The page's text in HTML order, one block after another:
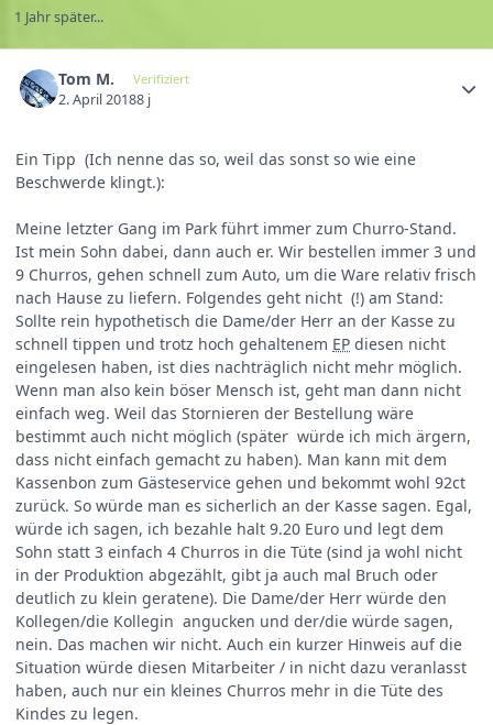
1 Jahr später...
Tom M. Verifiziert
2. April 20188 j
Ein Tipp (Ich nenne das so, weil das sonst so wie eine
Beschwerde klingt.):
Meine letzter Gang im Park führt immer zum Churro-Stand.
Ist mein Sohn dabei, dann auch er. Wir bestellen immer 3 und
9 Churros, gehen schnell zum Auto, um die Ware relativ frisch
nach Hause zu liefern. Folgendes geht nicht (!) am Stand:
Sollte rein hypothetisch die Dame/der Herr an der Kasse zu
schnell tippen und trotz hoch gehaltenem EP diesen nicht
eingelesen haben, ist dies nachträglich nicht mehr möglich.
Wenn man also kein böser Mensch ist, geht man dann nicht
einfach weg. Weil das Stornieren der Bestellung wäre
bestimmt auch nicht möglich (später würde ich mich ärgern,
dass nicht einfach gemacht zu haben). Man kann mit dem
Kassenbon zum Gästeservice gehen und bekommt wohl 92ct
zurück. So würde man es sicherlich an der Kasse sagen. Egal,
würde ich sagen, ich bezahle halt 9.20 Euro und legt dem
Sohn statt 3 einfach 4 Churros in die Tüte (sind ja wohl nicht
in der Produktion abgezählt, gibt ja auch mal Bruch oder
deutlich zu klein geratene). Die Dame/der Herr würde den
Kollegen/die Kollegin angucken und der/die würde sagen,
nein. Das machen wir nicht. Auch ein kurzer Hinweis auf die
Situation würde diesen Mitarbeiter / in nicht dazu veranlasst
haben, auch nur ein kleines Churros mehr in die Tüte des
Kindes zu legen.